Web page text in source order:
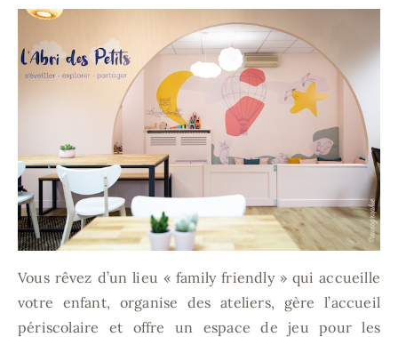
MAPSTR #
Je m’abonne
Rechercher
Vous rêvez d’un lieu « family friendly » qui accueille
votre enfant, organise des ateliers, gère l’accueil
périscolaire et offre un espace de jeu pour les